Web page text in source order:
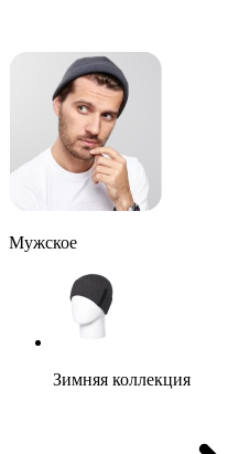
Мужское
Зимняя коллекция